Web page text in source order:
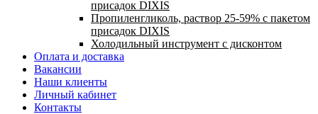
присадок DIXIS
Пропиленгликоль, раствор 25-59% с пакетом
присадок DIXIS
Холодильный инструмент с дисконтом
Оплата и доставка
Вакансии
Наши клиенты
Личный кабинет
Контакты